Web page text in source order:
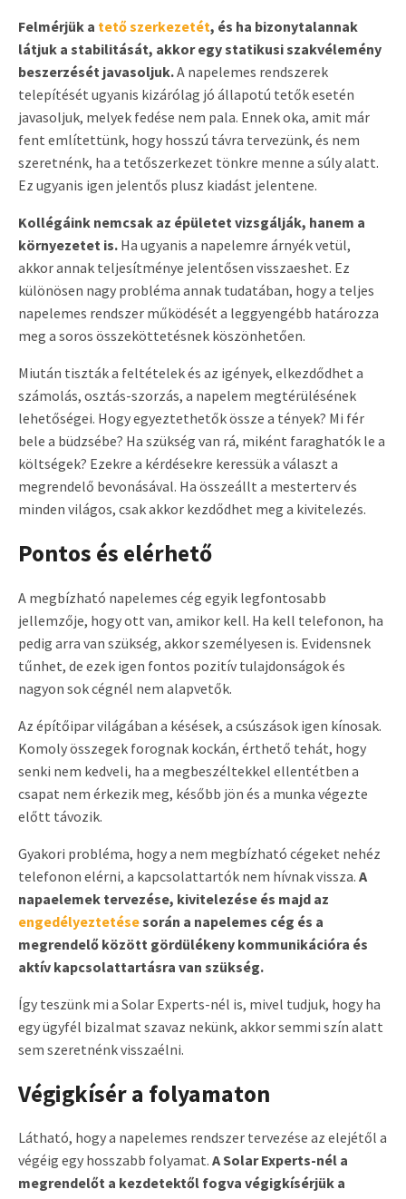
Felmérjük a tető szerkezetét, és ha bizonytalannak
látjuk a stabilitását, akkor egy statikusi szakvélemény
beszerzését javasoljuk.A napelemes rendszerek
telepítését ugyanis kizárólag jó állapotú tetők esetén
javasoljuk, melyek fedése nem pala. Ennek oka, amit már
fent említettünk, hogy hosszú távra tervezünk, és nem
szeretnénk, ha a tetőszerkezet tönkre menne a súly alatt.
Ez ugyanis igen jelentős plusz kiadást jelentene.
Kollégáink nemcsak az épületet vizsgálják, hanem a
környezetet is. Ha ugyanis a napelemre árnyék vetül,
akkor annak teljesítménye jelentősen visszaeshet. Ez
különösen nagy probléma annak tudatában, hogy a teljes
napelemes rendszer működését a leggyengébb határozza
meg a soros összeköttetésnek köszönhetően.
Miután tiszták a feltételek és az igények, elkezdődhet a
számolás, osztás-szorzás, a napelem megtérülésének
lehetőségei. Hogy egyeztethetők össze a tények? Mi fér
bele a büdzsébe? Ha szükség van rá, miként faraghatók le a
költségek? Ezekre a kérdésekre keressük a választ a
megrendelő bevonásával. Ha összeállt a mesterterv és
minden világos, csak akkor kezdődhet meg a kivitelezés.
Pontos és elérhető
A megbízható napelemes cég egyik legfontosabb
jellemzője, hogy ott van, amikor kell. Ha kell telefonon, ha
pedig arra van szükség, akkor személyesen is. Evidensnek
tűnhet, de ezek igen fontos pozitív tulajdonságok és
nagyon sok cégnél nem alapvetők.
Az építőipar világában a késések, a csúszások igen kínosak.
Komoly összegek forognak kockán, érthető tehát, hogy
senki nem kedveli, ha a megbeszéltekkel ellentétben a
csapat nem érkezik meg, később jön és a munka végezte
előtt távozik.
Gyakori probléma, hogy a nem megbízható cégeket nehéz
telefonon elérni, a kapcsolattartók nem hívnak vissza. A
napaelemek tervezése, kivitelezése és majd az
engedélyeztetésesorán a napelemes cég és a
megrendelő között gördülékeny kommunikációra és
aktív kapcsolattartásra van szükség.
Így teszünk mi a Solar Experts-nél is, mivel tudjuk, hogy ha
egy ügyfél bizalmat szavaz nekünk, akkor semmi szín alatt
sem szeretnénk visszaélni.
Végigkísér a folyamaton
Látható, hogy a napelemes rendszer tervezése az elejétől a
végéig egy hosszabb folyamat. A Solar Experts-nél a
megrendelőt a kezdetektől fogva végigkísérjük a